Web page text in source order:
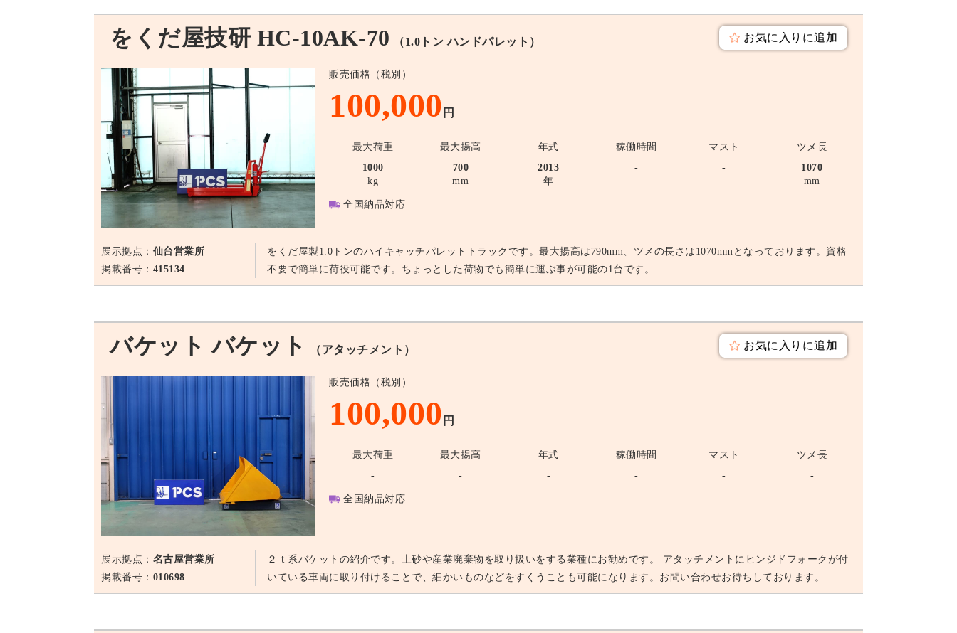
をくだ屋技研 HC-10AK-70 （1.0トン ハンドパレット） お気に入りに追加
販売価格（税別）
100,000 円
最大荷重 最大揚高 年式 稼働時間 マスト
ツメ長
1000
kg
700
mm
2013
年
- -
1070
mm
全国納品対応
展示拠点： 仙台営業所
掲載番号： 415134
をくだ屋製1.0トンのハイキャッチパレットトラックです。最大揚高は790mm、ツメの長さは1070mmとなっております。資格
不要で簡単に荷役可能です。ちょっとした荷物でも簡単に運ぶ事が可能の1台です。
バケット バケット （アタッチメント） お気に入りに追加
販売価格（税別）
100,000 円
最大荷重 最大揚高 年式 稼働時間 マスト
ツメ長
-
- - - - -
全国納品対応
展示拠点： 名古屋営業所
掲載番号： 010698
２ｔ系バケットの紹介です。土砂や産業廃棄物を取り扱いをする業種にお勧めです。 アタッチメントにヒンジドフォークが付
いている車両に取り付けることで、細かいものなどをすくうことも可能になります。お問い合わせお待ちしております。